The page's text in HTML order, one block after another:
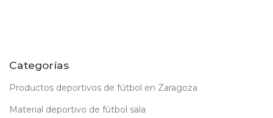
Categorías
Productos deportivos de fútbol en Zaragoza
Material deportivo de fútbol sala